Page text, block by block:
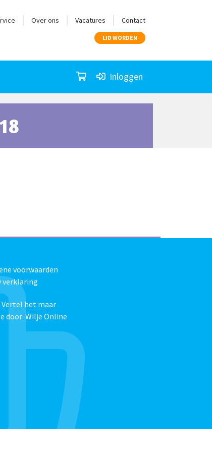
Over ons Vacatures Contact
LID WORDEN
Inloggen
voorwaarden
verklaring
Vertel het maar
door: Wilje Online